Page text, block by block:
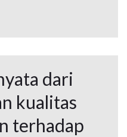
dari
kualitas
terhadap